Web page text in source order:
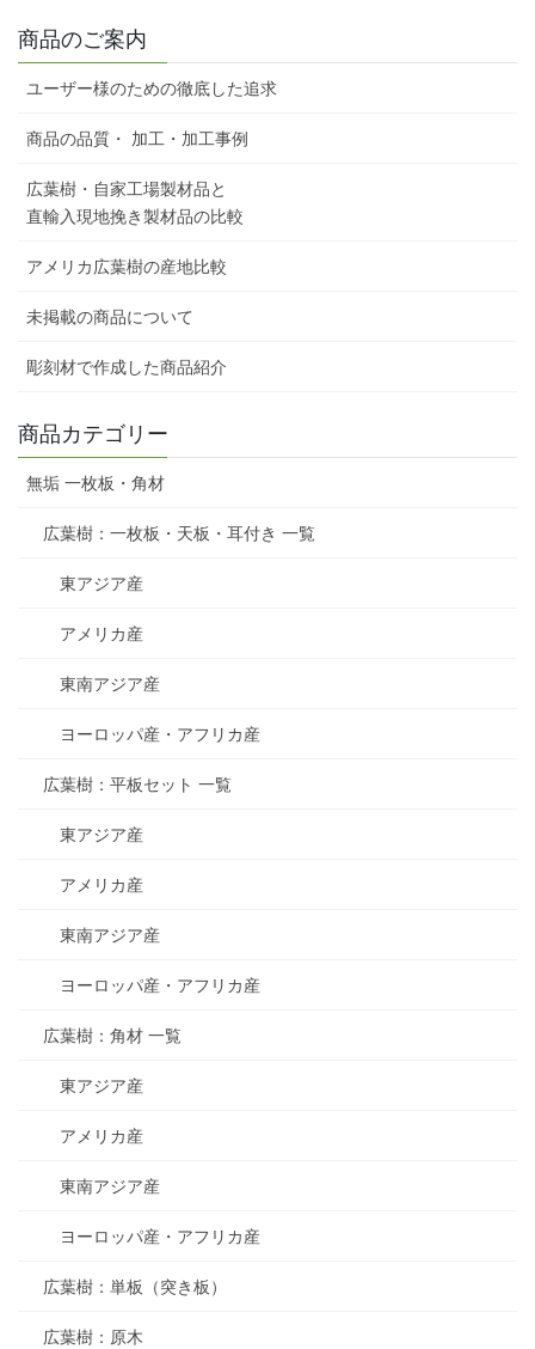
商品のご案内
ユーザー様のための徹底した追求
商品の品質・ 加工・加工事例
広葉樹・自家工場製材品と
直輸入現地挽き製材品の比較
アメリカ広葉樹の産地比較
未掲載の商品について
彫刻材で作成した商品紹介
商品カテゴリー
無垢 一枚板・角材
広葉樹：一枚板・天板・耳付き 一覧
東アジア産
アメリカ産
東南アジア産
ヨーロッパ産・アフリカ産
広葉樹：平板セット 一覧
東アジア産
アメリカ産
東南アジア産
ヨーロッパ産・アフリカ産
広葉樹：角材 一覧
東アジア産
アメリカ産
東南アジア産
ヨーロッパ産・アフリカ産
広葉樹：単板（突き板）
広葉樹：原木